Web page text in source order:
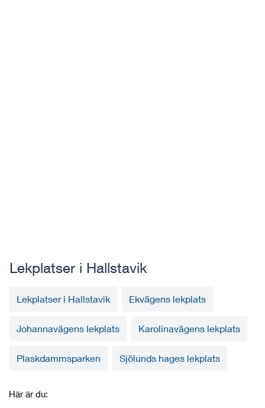
Lekplatser i Hallstavik
Lekplatser i Hallstavik Ekvägens lekplats
Johannavägens lekplats Karolinavägens lekplats
Plaskdammsparken Sjölunds hages lekplats
Här är du: